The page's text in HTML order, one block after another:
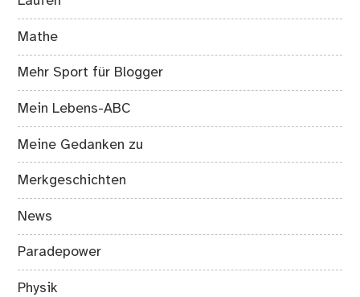
Mathe
Mehr Sport für Blogger
Mein Lebens-ABC
Meine Gedanken zu
Merkgeschichten
News
Paradepower
Physik